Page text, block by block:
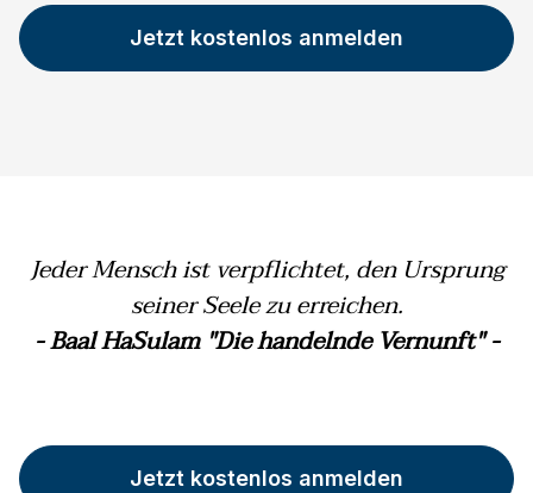
Jetzt kostenlos anmelden
Jeder Mensch ist verpflichtet, den Ursprung
seiner Seele zu erreichen.
- Baal HaSulam "Die handelnde Vernunft" -
Jetzt kostenlos anmelden